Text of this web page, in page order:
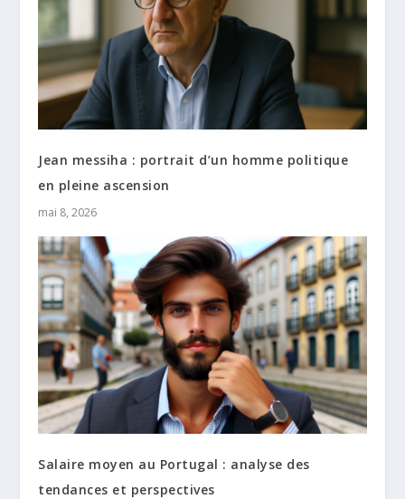
Jean messiha : portrait d’un homme politique
en pleine ascension
mai 8, 2026
Salaire moyen au Portugal : analyse des
tendances et perspectives